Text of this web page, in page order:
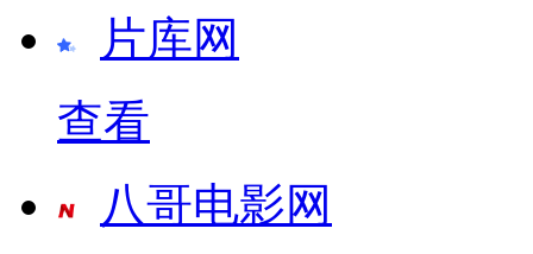
片库网
查看
八哥电影网